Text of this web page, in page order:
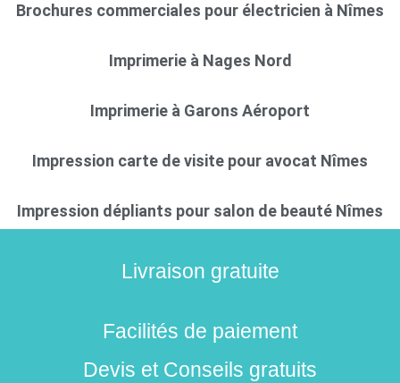
Brochures commerciales pour électricien à Nîmes
Imprimerie à Nages Nord
Imprimerie à Garons Aéroport
Impression carte de visite pour avocat Nîmes
Impression dépliants pour salon de beauté Nîmes
Livraison gratuite
Facilités de paiement
Devis et Conseils gratuits